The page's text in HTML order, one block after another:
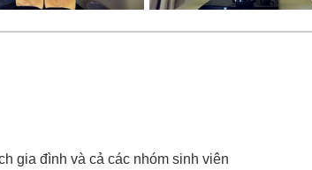
gia đình và cả các nhóm sinh viên